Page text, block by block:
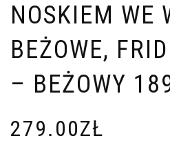
NOSKIEM WE
BEŻOWE,
– BEŻOWY
279.00ZŁ